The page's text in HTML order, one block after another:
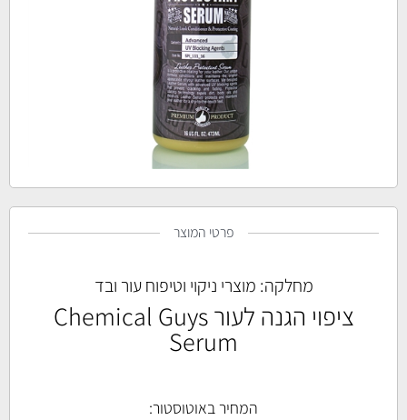
פרטי המוצר
מחלקה: מוצרי ניקוי וטיפוח עור ובד
ציפוי הגנה לעור Chemical Guys
Serum
המחיר באוטוסטור: